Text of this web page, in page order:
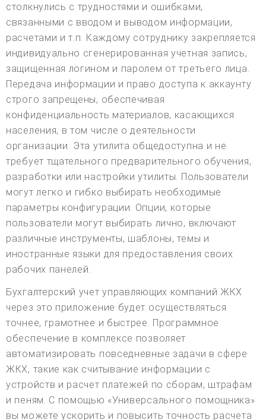
столкнулись с трудностями и ошибками,
связанными с вводом и выводом информации,
расчетами и т.п. Каждому сотруднику закрепляется
индивидуально сгенерированная учетная запись,
защищенная логином и паролем от третьего лица.
Передача информации и право доступа к аккаунту
строго запрещены, обеспечивая
конфиденциальность материалов, касающихся
населения, в том числе о деятельности
организации. Эта утилита общедоступна и не
требует тщательного предварительного обучения,
разработки или настройки утилиты. Пользователи
могут легко и гибко выбирать необходимые
параметры конфигурации. Опции, которые
пользователи могут выбирать лично, включают
различные инструменты, шаблоны, темы и
иностранные языки для предоставления своих
рабочих панелей.
Бухгалтерский учет управляющих компаний ЖКХ
через это приложение будет осуществляться
точнее, грамотнее и быстрее. Программное
обеспечение в комплексе позволяет
автоматизировать повседневные задачи в сфере
ЖКХ, такие как считывание информации с
устройств и расчет платежей по сборам, штрафам
и пеням. С помощью «Универсального помощника»
вы можете ускорить и повысить точность расчета